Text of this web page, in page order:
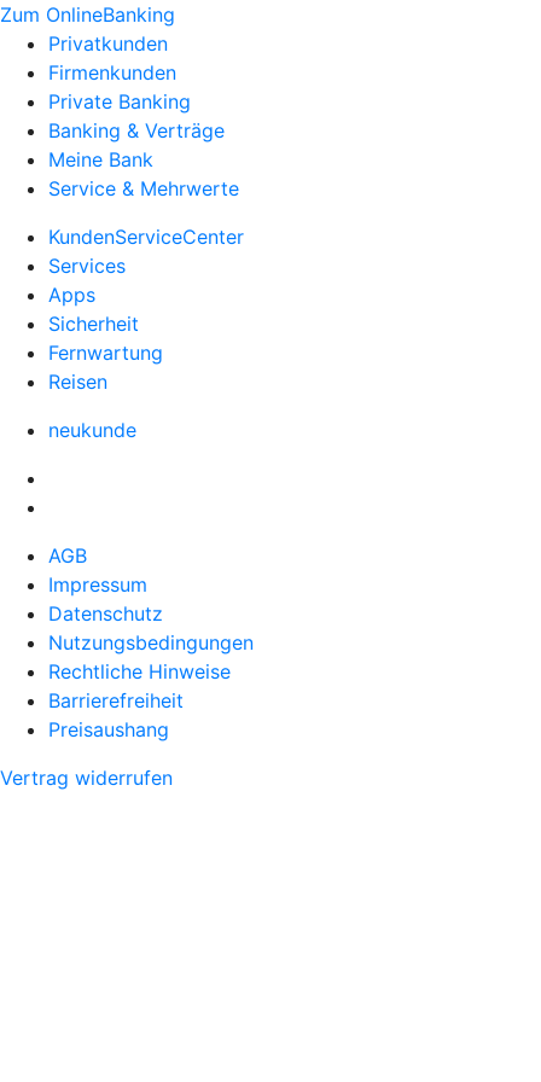
Zum OnlineBanking
Privatkunden
Firmenkunden
Private Banking
Banking & Verträge
Meine Bank
Service & Mehrwerte
KundenServiceCenter
Services
Apps
Sicherheit
Fernwartung
Reisen
neukunde
AGB
Impressum
Datenschutz
Nutzungsbedingungen
Rechtliche Hinweise
Barrierefreiheit
Preisaushang
Vertrag widerrufen